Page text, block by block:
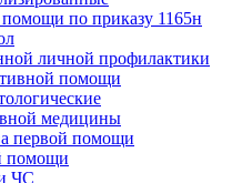
по приказу 1165н
личной профилактики
помощи
медицины
первой помощи
помощи
ЧС